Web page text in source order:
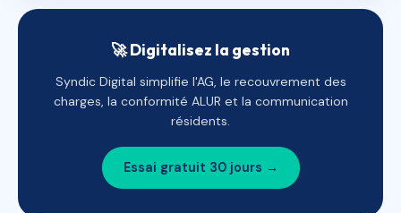
🚀 Digitalisez la gestion
Syndic Digital simplifie l'AG, le recouvrement des
charges, la conformité ALUR et la communication
résidents.
Essai gratuit 30 jours →